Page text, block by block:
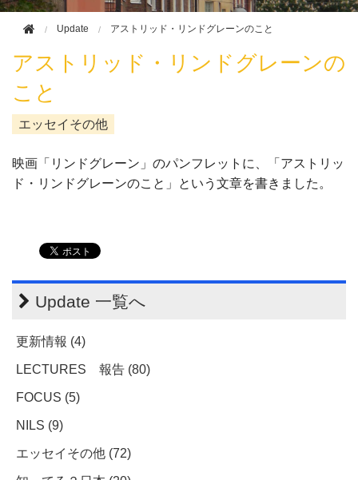
Update アストリッド・リンドグレーンのこと
アストリッド・リンドグレーンの
こと
エッセイその他
映画「リンドグレーン」のパンフレットに、「アストリッ
ド・リンドグレーンのこと」という文章を書きました。
Update 一覧へ
更新情報 (4)
LECTURES 報告 (80)
FOCUS (5)
NILS (9)
エッセイその他 (72)